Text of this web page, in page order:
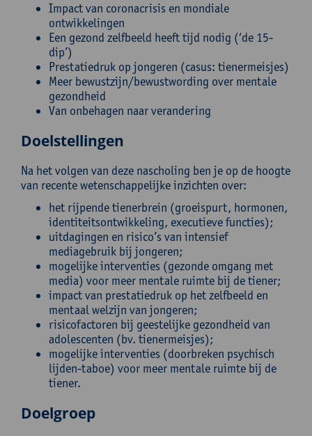
Impact van coronacrisis en mondiale
ontwikkelingen
Een gezond zelfbeeld heeft tijd nodig (‘de 15-
dip’)
Prestatiedruk op jongeren (casus: tienermeisjes)
Meer bewustzijn/bewustwording over mentale
gezondheid
Van onbehagen naar verandering
Doelstellingen
Na het volgen van deze nascholing ben je op de hoogte
van recente wetenschappelijke inzichten over:
het rijpende tienerbrein (groeispurt, hormonen,
identiteitsontwikkeling, executieve functies);
uitdagingen en risico’s van intensief
mediagebruik bij jongeren;
mogelijke interventies (gezonde omgang met
media) voor meer mentale ruimte bij de tiener;
impact van prestatiedruk op het zelfbeeld en
mentaal welzijn van jongeren;
risicofactoren bij geestelijke gezondheid van
adolescenten (bv. tienermeisjes);
mogelijke interventies (doorbreken psychisch
lijden-taboe) voor meer mentale ruimte bij de
tiener.
Doelgroep